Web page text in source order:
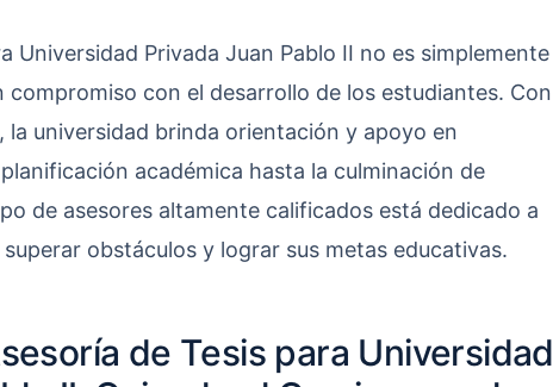
Universidad Privada Juan Pablo II no es simplemente
compromiso con el desarrollo de los estudiantes. Con
la universidad brinda orientación y apoyo en
académica hasta la culminación de
de asesores altamente calificados está dedicado a
obstáculos y lograr sus metas educativas.
de Tesis para Universidad